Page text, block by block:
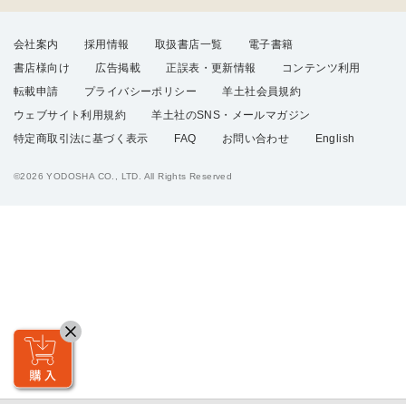
会社案内 採用情報 取扱書店一覧
電子書籍
書店様向け
広告掲載 正誤表・更新情報
コンテンツ利用
転載申請
プライバシーポリシー
羊土社会員規約
ウェブサイト利用規約
羊土社のSNS・メールマガジン
特定商取引法に基づく表示
FAQ お問い合わせ English
©2026 YODOSHA CO., LTD. All Rights Reserved